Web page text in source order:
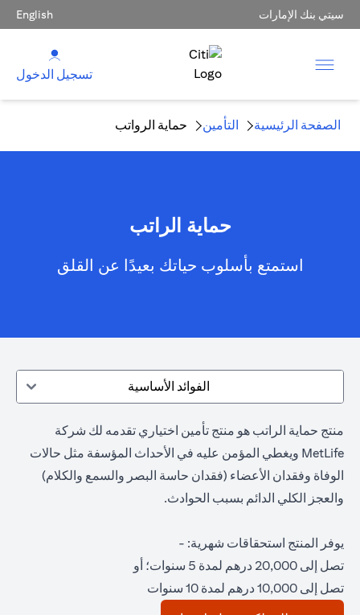
سيتي بنك الإمارات English
تسجيل الدخول
الصفحة الرئيسية التأمين حماية الرواتب
حماية الراتب
استمتع بأسلوب حياتك بعيدًا عن القلق
الفوائد الأساسية
منتج حماية الراتب هو منتج تأمين اختياري تقدمه لك شركة
MetLife ويغطي المؤمن عليه في الأحداث المؤسفة مثل حالات
الوفاة وفقدان الأعضاء (فقدان حاسة البصر والسمع والكلام)
والعجز الكلي الدائم بسبب الحوادث.
يوفر المنتج استحقاقات شهرية: -
تصل إلى 20,000 درهم لمدة 5 سنوات؛ أو
تصل إلى 10,000 درهم لمدة 10 سنوات